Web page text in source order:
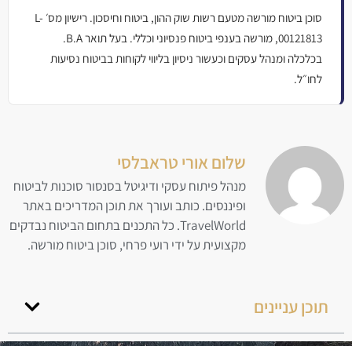
סוכן ביטוח מורשה מטעם רשות שוק ההון, ביטוח וחיסכון. רישיון מס׳ L-
00121813, מורשה בענפי ביטוח פנסיוני וכללי. בעל תואר B.A.
בכלכלה ומנהל עסקים וכעשור ניסיון בליווי לקוחות בביטוח נסיעות
לחו״ל.
שלום אורי טראבלסי
מנהל פיתוח עסקי ודיגיטל בסנסור סוכנות לביטוח
ופיננסים. כותב ועורך את תוכן המדריכים באתר
TravelWorld. כל התכנים בתחום הביטוח נבדקים
מקצועית על ידי רועי פרחי, סוכן ביטוח מורשה.
תוכן עניינים